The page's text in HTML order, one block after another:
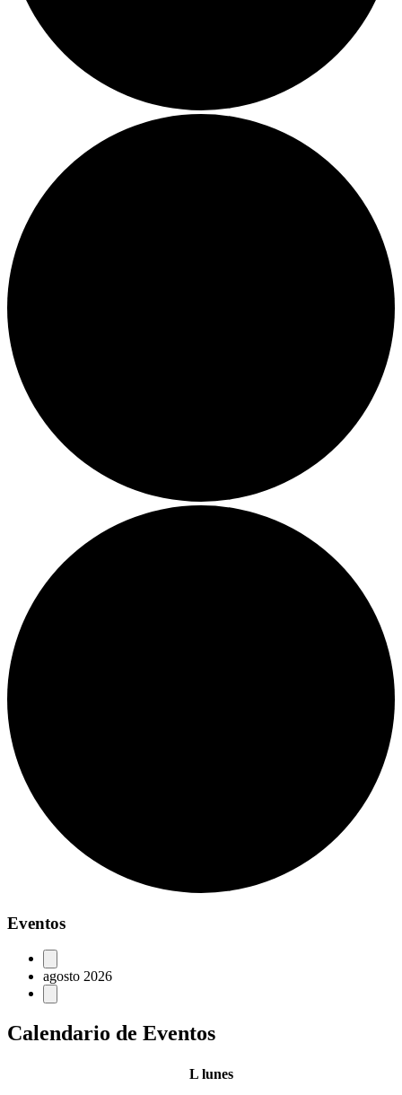
Eventos
agosto 2026
Calendario de Eventos
L lunes